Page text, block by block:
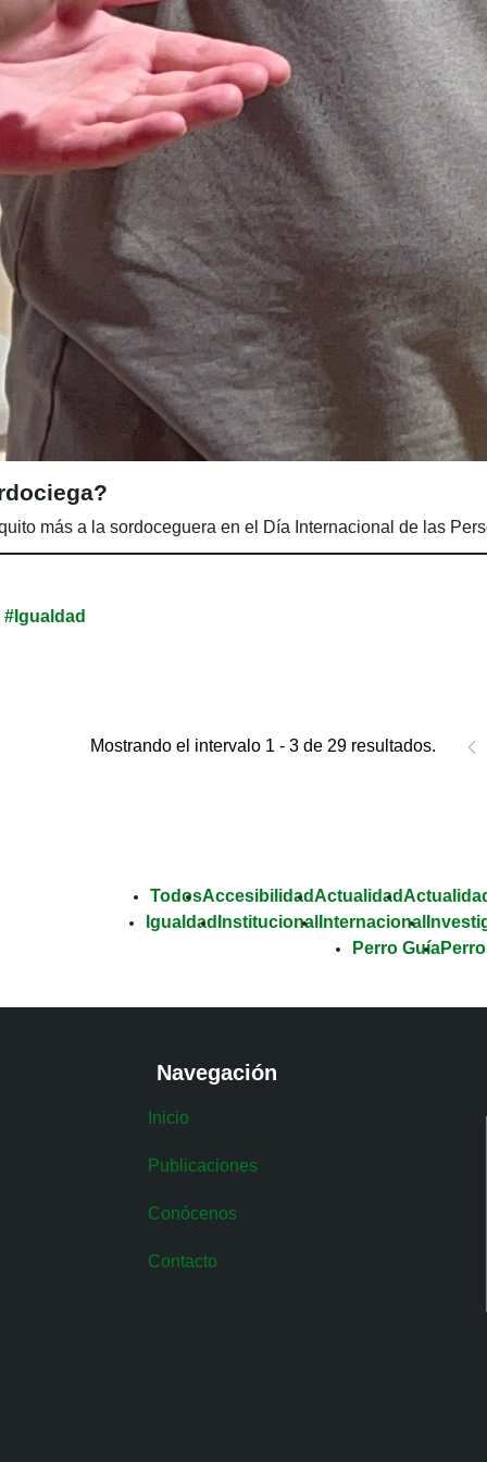
más a la sordoceguera en el Día Internacional de las
#Igualdad
Mostrando el intervalo 1 - 3 de 29 resultados.
TodosAccesibilidadActualidad
Igualdad Institucional Internacional
Perro Guía
Navegación
Inicio
Publicaciones
Conócenos
Contacto